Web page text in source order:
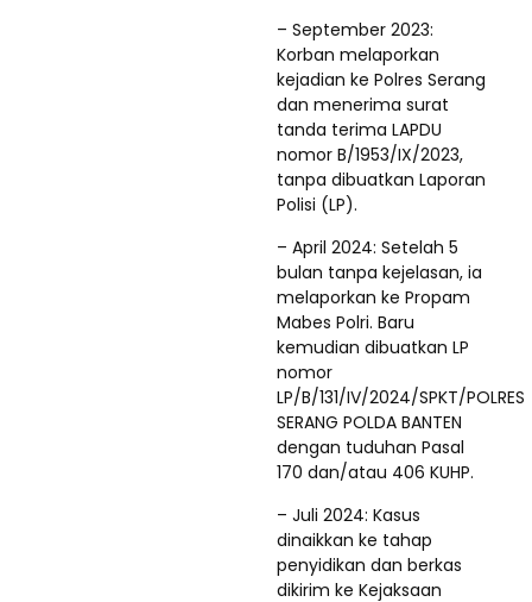
– September 2023:
Korban melaporkan
kejadian ke Polres Serang
dan menerima surat
tanda terima LAPDU
nomor B/1953/IX/2023,
tanpa dibuatkan Laporan
Polisi (LP).
– April 2024: Setelah 5
bulan tanpa kejelasan, ia
melaporkan ke Propam
Mabes Polri. Baru
kemudian dibuatkan LP
nomor
LP/B/131/IV/2024/SPKT/POLRES
SERANG POLDA BANTEN
dengan tuduhan Pasal
170 dan/atau 406 KUHP.
– Juli 2024: Kasus
dinaikkan ke tahap
penyidikan dan berkas
dikirim ke Kejaksaan